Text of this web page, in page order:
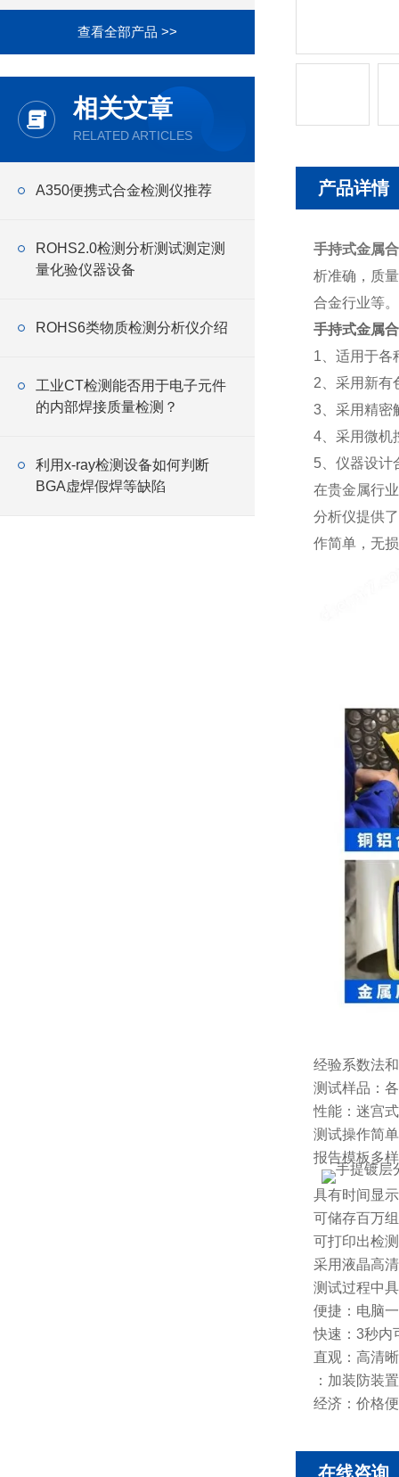
查看全部产品 >>
相关文章
RELATED ARTICLES
A350便携式合金检测仪推荐
ROHS2.0检测分析测试测定测
量化验仪器设备
ROHS6类物质检测分析仪介绍
工业CT检测能否用于电子元件
的内部焊接质量检测？
利用x-ray检测设备如何判断
BGA虚焊假焊等缺陷
产品详情
手持式金属
析准确，质
合金行业等。
手持式金属
1、适用于各
2、采用新有
3、采用精密
4、采用微机
5、仪器设计
在贵金属行
分析仪提供
作简单，无
经验系数法
测试样品：
性能：迷宫
测试操作简
报告模板多
具有时间显
可储存百万
可打印出检
采用液晶高
测试过程中
便捷：电脑
快速：3秒内
直观：高清
：加装防装
经济：价格
在线咨询